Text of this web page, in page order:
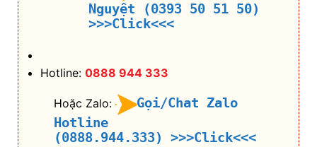
Nguyệt (0393 50 51 50)
>>>Click<<<
Hotline: 0888 944 333
Hoặc Zalo:
Gọi/Chat Zalo
Hotline
(0888.944.333)
>>>Click<<<